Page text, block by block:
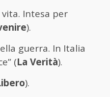
Intesa per
).
guerra. In Italia
(La Verità).
).